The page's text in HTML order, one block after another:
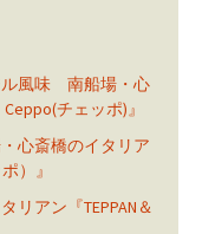
風味 南船場・心
チェッポ)』
斎橋のイタリア
）』
アン『TEPPAN＆